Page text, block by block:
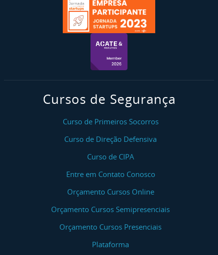
Cursos de Segurança
Curso de Primeiros Socorros
Curso de Direção Defensiva
Curso de CIPA
Entre em Contato Conosco
Orçamento Cursos Online
Orçamento Cursos Semipresenciais
Orçamento Cursos Presenciais
Plataforma